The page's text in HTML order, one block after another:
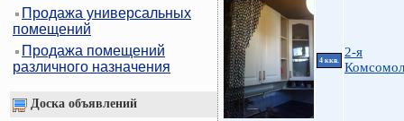
Продажа универсальных
помещений
Продажа помещений
различного назначения
Доска объявлений
4 ккв.
2-я